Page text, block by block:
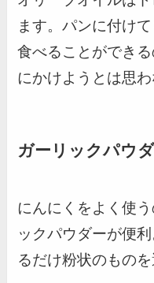
ます。パンに付け
食べることができ
にかけようとは思わ
ガーリックパウ
にんにくをよく使
ックパウダーが便
るだけ粉状のものを